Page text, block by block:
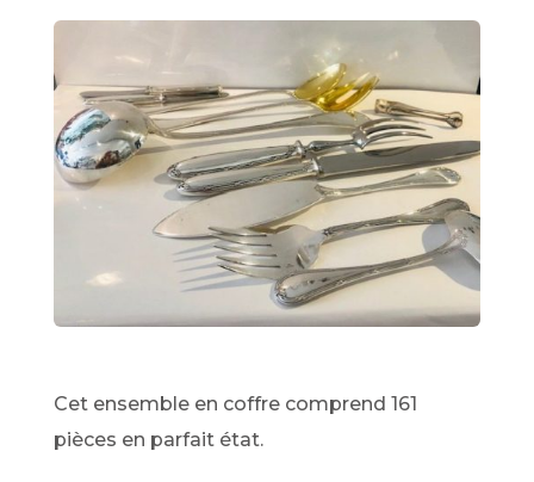
Cet ensemble en coffre comprend 161
pièces en parfait état.